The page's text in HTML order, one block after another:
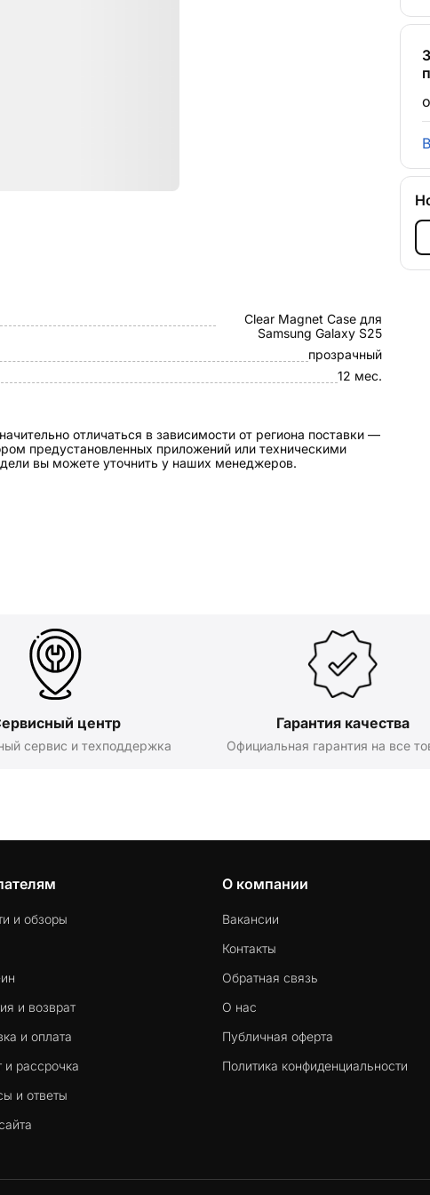
Clear Magnet Case для
Samsung Galaxy S25
прозрачный
12 мес.
отличаться в зависимости от региона поставки —
предустановленных приложений или техническими
вы можете уточнить у наших менеджеров.
центр
сервис и техподдержка
Гарантия качества
Официальная гарантия на все
и обзоры
и возврат
и оплата
и рассрочка
и ответы
О компании
Вакансии
Контакты
Обратная связь
О нас
Публичная оферта
Политика конфиденциальности